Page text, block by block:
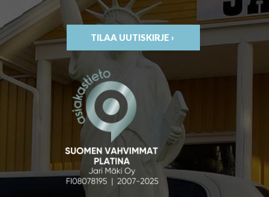
TILAA UUTISKIRJE ›